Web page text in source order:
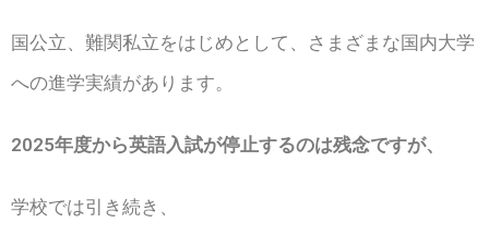
国公立、難関私立をはじめとして、さまざまな国内大学
への進学実績があります。
2025年度から英語入試が停止するのは残念ですが、
学校では引き続き、